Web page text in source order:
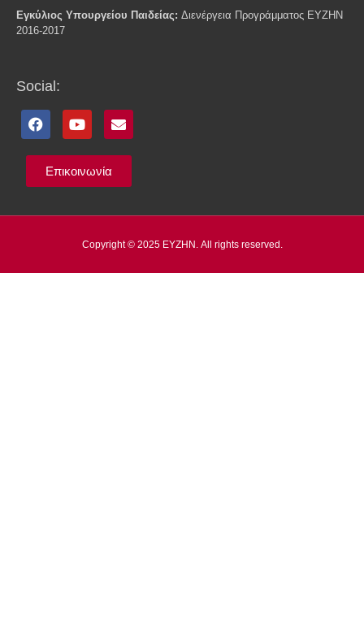
Εγκύλιος Υπουργείου Παιδείας: Διενέργεια Προγράμματος ΕΥΖΗΝ
2016-2017
Social:
Επικοινωνία
Copyright © 2025 ΕΥΖΗΝ. All rights reserved.